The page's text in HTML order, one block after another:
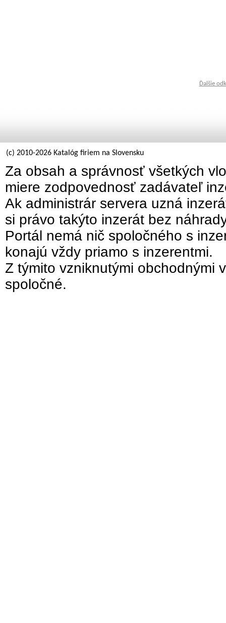
Ďalšie
(c) 2010-2026 Katalóg firiem na Slovensku
Za obsah a správnosť všetkých
miere zodpovednosť zadávateľ
Ak administrár servera uzná
si právo takýto inzerát bez
Portál nemá nič spoločného s
konajú vždy priamo s inzerentmi.
Z týmito vzniknutými obchodnými
spoločné.